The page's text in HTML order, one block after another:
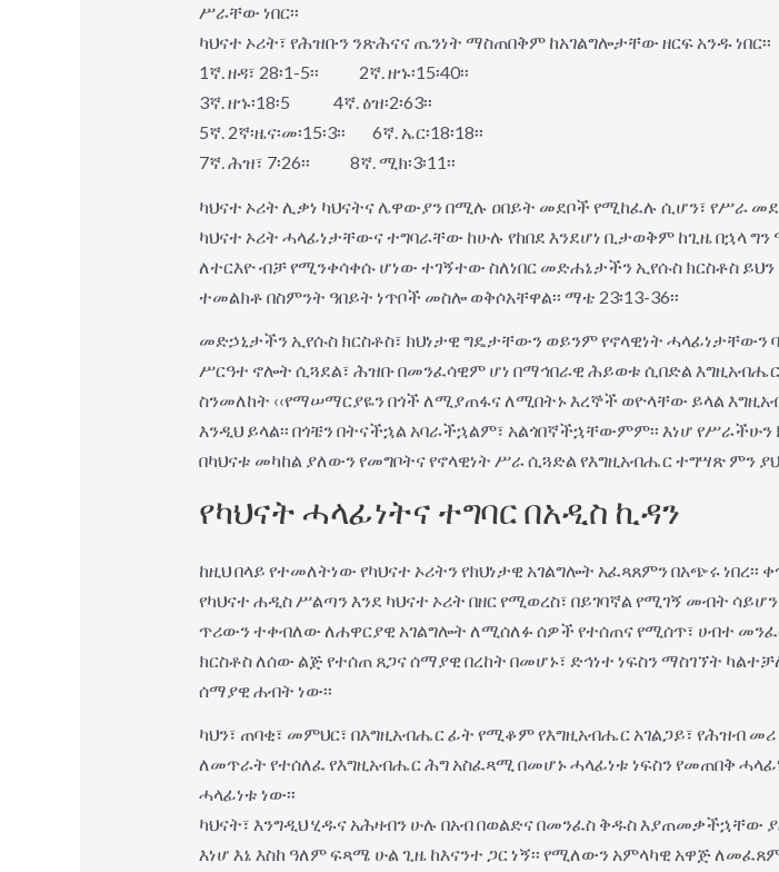
ሥራቸው ነበር፡፡
ካህናተ ኦሪት፣ የሕዝቡን ንጽሕናና ጤንነት ማስጠበቅም ከአገልግሎታቸው ዘርፍ አንዱ ነበር፡፡
1ኛ. ዘዳ፣ 28፡1-5፡፡ 2ኛ. ዘኁ፡15፡40፡፡
3ኛ. ዘኁ፡18፡5 4ኛ. ዕዝ፡2፡63፡፡
5ኛ. 2ኛ፡ዜና፡መ፡15፡3፡፡ 6ኛ. ኤር፡18፡18፡፡
7ኛ. ሕዝ፣ 7፡26፡፡ 8ኛ. ሚክ፡3፡11፡፡
ካህናተ ኦሪት ሊቃነ ካህናትና ሌዋውያን በሚሉ ዐበይት መደቦች የሚከፈሉ ሲሆን፣ የሥራ
ካህናተ ኦሪት ሓላፊነታቸውና ተግባራቸው ከሁሉ የከበደ እንደሆነ ቢታወቅም ከጊዜ በኋላ
ለተርእዮ ብቻ የሚንቀሳቀሱ ሆነው ተገኝተው ስለነበር መድሐኔታችን ኢየሱስ ክርስቶስ
ተመልክቶ በስምንት ዓበይት ነጥቦች መስሎ ወቅሶአቸዋል፡፡ ማቴ 23፡13-36፡፡
መድኃኒታችን ኢየሱስ ክርስቶስ፣ ክህነታዊ ግዴታቸውን ወይንም የኖላዊነት
ሥርዓተ ኖሎት ሲጓደል፣ ሕዝቡ በመንፈሳዊም ሆነ በማኅበራዊ ሕይወቱ ሲበድል እግዚአብሔር
ስንመለከት ‹‹የማሠማርያዬን በጎች ለሚያጠፋና ለሚበትኑ እረኞች ወዮላቸው ይላል
እንዲህ ይላል፡፡ በጎቼን በትናችኋል አባራችኋልም፣ አልጎበኛችኋቸውምም፡፡ እነሆ
በካህናቱ መካከል ያለውን የመግቦትና የኖላዊነት ሥራ ሲጓድል የእግዚአብሔር ተግሣጽ ምን ያህል
የካህናት ሓላፊነትና ተግባር በአዲስ ኪዳን
ከዚህ በላይ የተመለትነው የካህናተ ኦሪትን የክህነታዊ አገልግሎት አፈጻጸምን በአጭሩ
የካህናተ ሐዲስ ሥልጣን እንደ ካህናተ ኦሪት በዘር የሚወረስ፣ በይገባኛል የሚገኝ መብት
ጥሪውን ተቀብለው ለሐዋርያዊ አገልግሎት ለሚሰለፉ ሰዎች የተሰጠና የሚሰጥ፣ ሀብተ
ክርስቶስ ለሰው ልጅ የተሰጠ ጸጋና ሰማያዊ በረከት በመሆኑ፣ ድኅነተ ነፍስን ማስገኘት
ሰማያዊ ሐብት ነው፡፡
ካህን፣ ጠባቂ፣ መምህር፣ በእግዚአብሔር ፊት የሚቆም የእግዚአብሔር አገልጋይ፣ የሕዝብ
ለመጥራት የተሰለፈ የእግዚአብሔር ሕግ አስፈጻሚ በመሆኑ ሓላፊነቱ ነፍስን የመጠበቅ
ሓላፊነቱ ነው፡፡
ካህናት፣ እንግዲህ ሂዱና አሕዛብን ሁሉ በአብ በወልድና በመንፈስ ቅዱስ
እነሆ እኔ እስከ ዓለም ፍጻሜ ሁል ጊዜ ከእናንተ ጋር ነኝ፡፡ የሚለውን አምላካዊ አዋጅ